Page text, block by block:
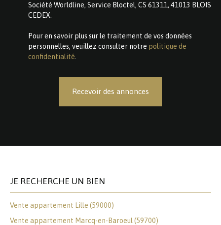
Société Worldline, Service Bloctel, CS 61311, 41013 BLOIS
CEDEX.
Pour en savoir plus sur le traitement de vos données
personnelles, veuillez consulter notre politique de
confidentialité
Recevoir des annonces
JE RECHERCHE UN BIEN
Vente appartement Lille (59000)
Vente appartement Marcq-en-Baroeul (59700)